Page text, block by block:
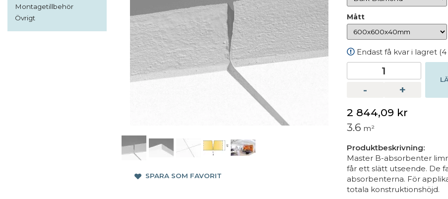
Montagetillbehör
Övrigt
Mått
Endast få kvar i lagret (4
- +
2 844,09 kr
3.6 m²
Produktbeskrivning:
Master B-absorbenter
får ett slätt utseende. De
absorbenterna. För
totala konstruktionshöjd.
SPARA SOM FAVORIT